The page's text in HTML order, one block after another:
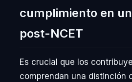
cumplimiento en
post-NCET
Es crucial que los
comprendan una distinción